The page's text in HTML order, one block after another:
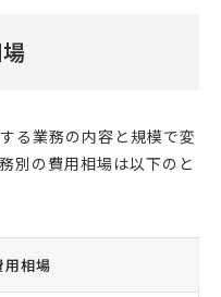
る業務の内容と規模で変
別の費用相場は以下のと
用相場